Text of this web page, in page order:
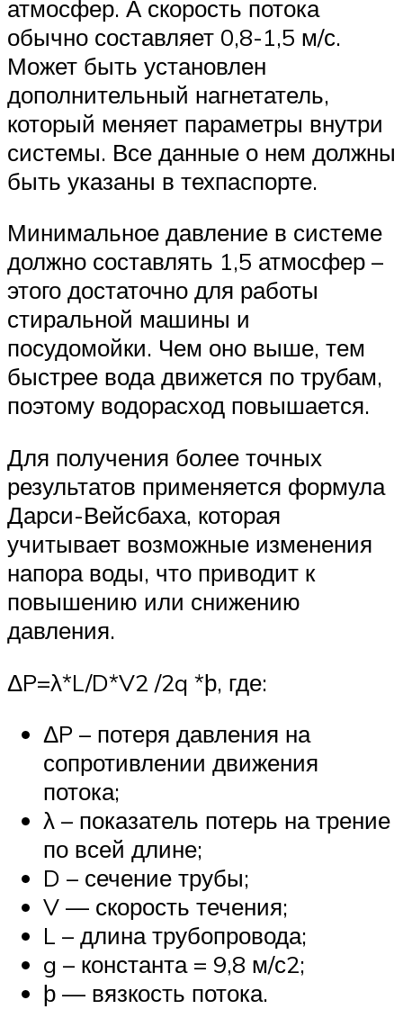
атмосфер. А скорость потока
обычно составляет 0,8-1,5 м/с.
Может быть установлен
дополнительный нагнетатель,
который меняет параметры внутри
системы. Все данные о нем должны
быть указаны в техпаспорте.
Минимальное давление в системе
должно составлять 1,5 атмосфер –
этого достаточно для работы
стиральной машины и
посудомойки. Чем оно выше, тем
быстрее вода движется по трубам,
поэтому водорасход повышается.
Для получения более точных
результатов применяется формула
Дарси-Вейсбаха, которая
учитывает возможные изменения
напора воды, что приводит к
повышению или снижению
давления.
ΔP=λ*L/D*V2 /2q *ϸ, где:
ΔP – потеря давления на
сопротивлении движения
потока;
λ – показатель потерь на трение
по всей длине;
D – сечение трубы;
V — скорость течения;
L – длина трубопровода;
g – константа = 9,8 м/с2;
ϸ — вязкость потока.